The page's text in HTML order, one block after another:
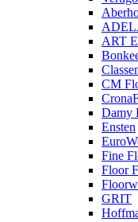
ART
CM
Damy
Ensten
Fine
Floor
GRIT